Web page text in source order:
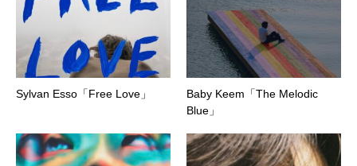
Sylvan Esso「Free Love」
Baby Keem「The Melodic
Blue」